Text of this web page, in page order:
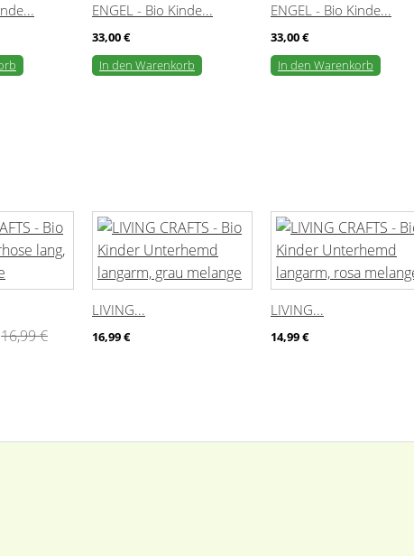
ENGEL - Bio Kinde...
33,00 €
In den Warenkorb
ENGEL - Bio Kinde...
33,00 €
In den Warenkorb
16,99 €
LIVING...
16,99 €
LIVING...
14,99 €